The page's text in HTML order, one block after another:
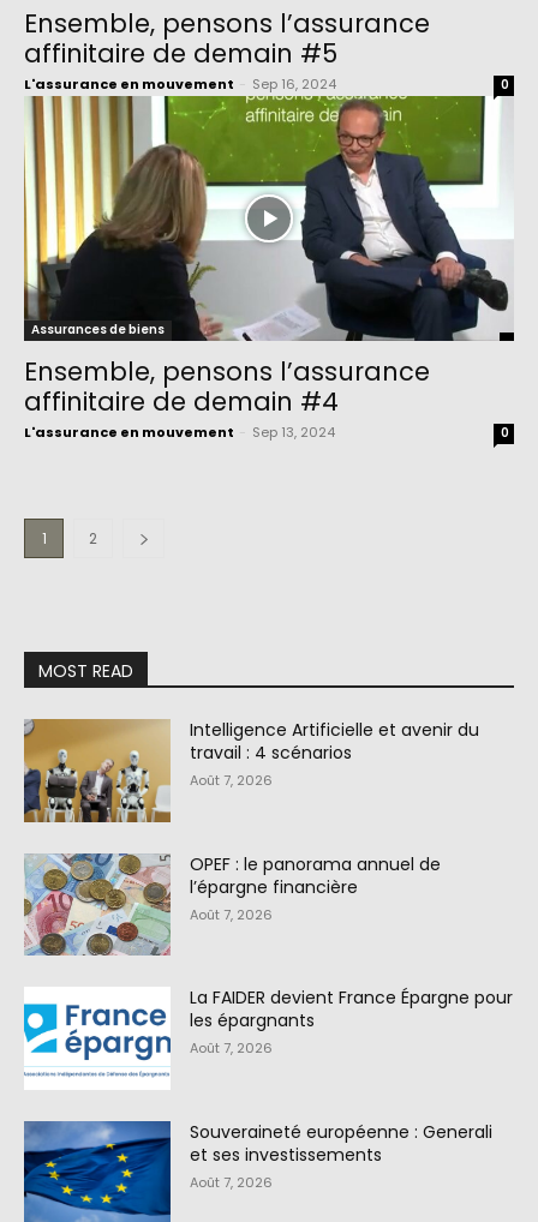
Ensemble, pensons l’assurance
affinitaire de demain #5
L'assurance en mouvement Sep 16, 2024 0
Assurances de biens
Ensemble, pensons l’assurance
affinitaire de demain #4
L'assurance en mouvement Sep 13, 2024 0
1 2
MOST READ
Intelligence Artificielle et avenir du
travail : 4 scénarios
Août 7, 2026
OPEF : le panorama annuel de
l’épargne financière
Août 7, 2026
La FAIDER devient France Épargne pour
les épargnants
Août 7, 2026
Souveraineté européenne : Generali
et ses investissements
Août 7, 2026